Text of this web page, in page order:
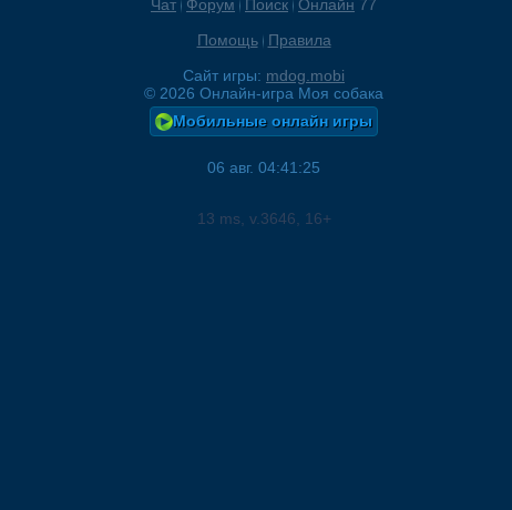
Чат
Форум Поиск Онлайн 77
Помощь
Правила
Сайт игры: mdog.mobi
© 2026 Онлайн-игра Моя собака
Мобильные онлайн игры
06 авг. 04:41:25
13 ms, v.3646, 16+